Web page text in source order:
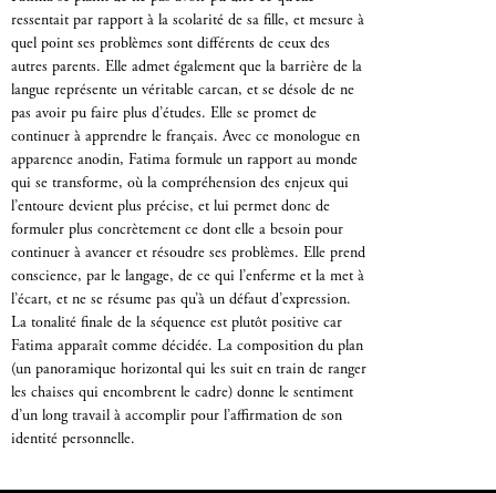
ressentait par rapport à la scolarité de sa fille, et mesure à
quel point ses problèmes sont différents de ceux des
autres parents. Elle admet également que la barrière de la
langue représente un véritable carcan, et se désole de ne
pas avoir pu faire plus d’études. Elle se promet de
continuer à apprendre le français. Avec ce monologue en
apparence anodin, Fatima formule un rapport au monde
qui se transforme, où la compréhension des enjeux qui
l’entoure devient plus précise, et lui permet donc de
formuler plus concrètement ce dont elle a besoin pour
continuer à avancer et résoudre ses problèmes. Elle prend
conscience, par le langage, de ce qui l’enferme et la met à
l’écart, et ne se résume pas qu’à un défaut d’expression.
La tonalité finale de la séquence est plutôt positive car
Fatima apparaît comme décidée. La composition du plan
(un panoramique horizontal qui les suit en train de ranger
les chaises qui encombrent le cadre) donne le sentiment
d’un long travail à accomplir pour l’affirmation de son
identité personnelle.